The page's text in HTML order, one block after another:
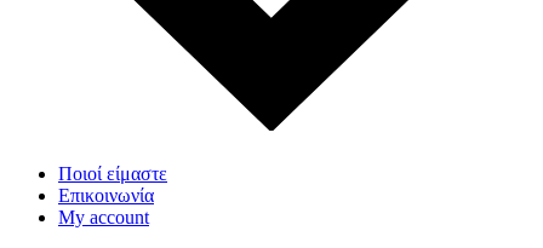
Ποιοί είμαστε
Επικοινωνία
My account